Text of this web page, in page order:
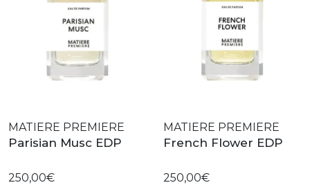
MATIERE PREMIERE
Parisian Musc EDP
250,00€
MATIERE PREMIERE
French Flower EDP
250,00€